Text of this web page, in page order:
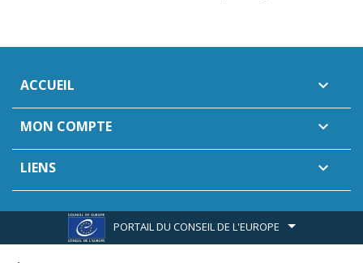
ACCUEIL 
MON COMPTE 
LIENS 
PORTAIL DU CONSEIL DE L'EUROPE